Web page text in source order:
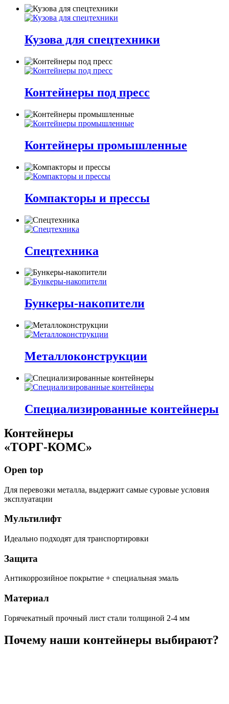
Кузова для спецтехники
Контейнеры под пресс
Контейнеры промышленные
Компакторы и прессы
Спецтехника
Бункеры-накопители
Металлоконструкции
Специализированные контейнеры
Контейнеры
«ТОРГ-КОМС»
Open top
Для перевозки металла, выдержит самые суровые условия
эксплуатации
Мультилифт
Идеально подходят для транспортировки
Защита
Антикоррозийное покрытие + специальная эмаль
Материал
Горячекатный прочный лист стали толщиной 2-4 мм
Почему наши контейнеры выбирают?